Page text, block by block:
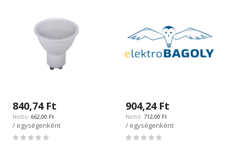
840,74 Ft
662,00 Ft
/ egységenként
Rating:
904,24 Ft
712,00 Ft
/ egységenként
Rating: